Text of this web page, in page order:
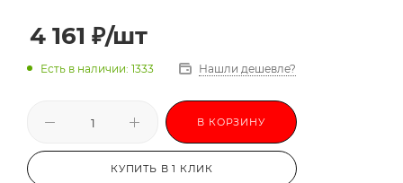
3,0х5,5 3,0х6,0
4 161 ₽/шт
Есть в наличии: 1333 Нашли дешевле?
В КОРЗИНУ
КУПИТЬ В 1 КЛИК